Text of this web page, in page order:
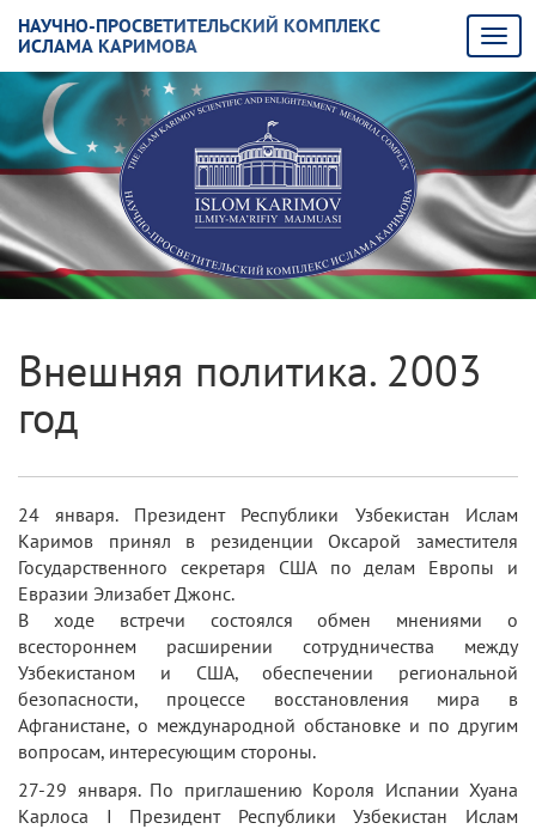
НАУЧНО-ПРОСВЕТИТЕЛЬСКИЙ КОМПЛЕКС
ИСЛАМА КАРИМОВА
Внешняя политика. 2003
год
24 января. Президент Республики Узбекистан Ислам
Каримов принял в резиденции Оксарой заместителя
Государственного секретаря США по делам Европы и
Евразии Элизабет Джонс.
В ходе встречи состоялся обмен мнениями о
всестороннем расширении сотрудничества между
Узбекистаном и США, обеспечении региональной
безопасности, процессе восстановления мира в
Афганистане, о международной обстановке и по другим
вопросам, интересующим стороны.
27-29 января. По приглашению Короля Испании Хуана
Карлоса I Президент Республики Узбекистан Ислам